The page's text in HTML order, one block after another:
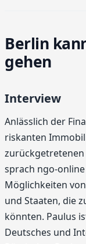
Berlin
gehen
Interview
Anlässlich der
riskanten
zurückgetretenen
sprach ngo-
Möglichkeiten
und Staaten, die
könnten. Paulus
Deutsches und